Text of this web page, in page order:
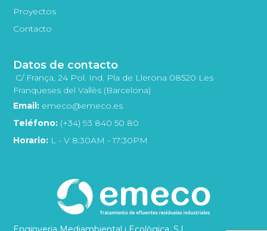
Proyectos
Contacto
Datos de contacto
C/ França, 24 Pol. Ind. Pla de Llerona 08520 Les
Franqueses del Vallès (Barcelona)
Email: emeco@emeco.es
Teléfono: (+34) 93 840 50 80
Horario: L - V 8:30AM - 17:30PM